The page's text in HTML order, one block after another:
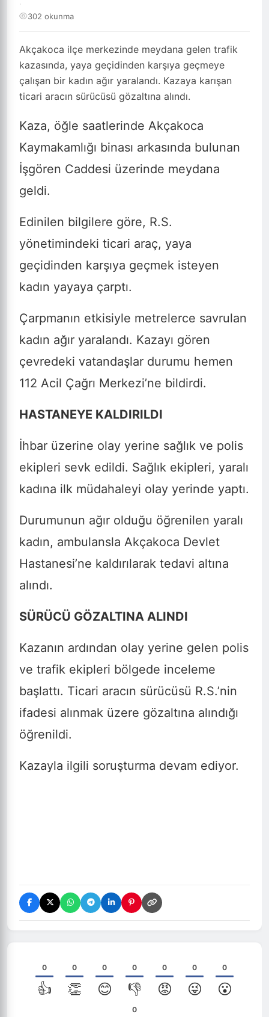
Akçakoca ilçe merkezinde meydana gelen trafik
kazasında, yaya geçidinden karşıya geçmeye
çalışan bir kadın ağır yaralandı. Kazaya karışan
ticari aracın sürücüsü gözaltına alındı.
·
302 okunma
Kaza, öğle saatlerinde Akçakoca
Kaymakamlığı binası arkasında bulunan
İşgören Caddesi üzerinde meydana
geldi.
Edinilen bilgilere göre, R.S.
yönetimindeki ticari araç, yaya
geçidinden karşıya geçmek isteyen
kadın yayaya çarptı.
Çarpmanın etkisiyle metrelerce savrulan
kadın ağır yaralandı. Kazayı gören
çevredeki vatandaşlar durumu hemen
112 Acil Çağrı Merkezi’ne bildirdi.
HASTANEYE KALDIRILDI
İhbar üzerine olay yerine sağlık ve polis
ekipleri sevk edildi. Sağlık ekipleri, yaralı
kadına ilk müdahaleyi olay yerinde yaptı.
Durumunun ağır olduğu öğrenilen yaralı
kadın, ambulansla Akçakoca Devlet
Hastanesi’ne kaldırılarak tedavi altına
alındı.
SÜRÜCÜ GÖZALTINA ALINDI
Kazanın ardından olay yerine gelen polis
ve trafik ekipleri bölgede inceleme
başlattı. Ticari aracın sürücüsü R.S.’nin
ifadesi alınmak üzere gözaltına alındığı
öğrenildi.
Kazayla ilgili soruşturma devam ediyor.
0
👍
0
👏
0
😊
0
👎
0
😡
0
😜
0
😮
0